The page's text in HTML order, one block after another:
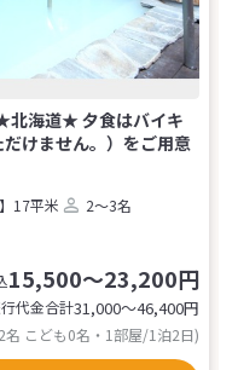
北海道★ 夕食はバイキ
けません。）をご用意
】17平米
2～3名
15,500～23,200円
代金合計31,000〜46,400円
名 こども0名・1部屋/1泊2日)